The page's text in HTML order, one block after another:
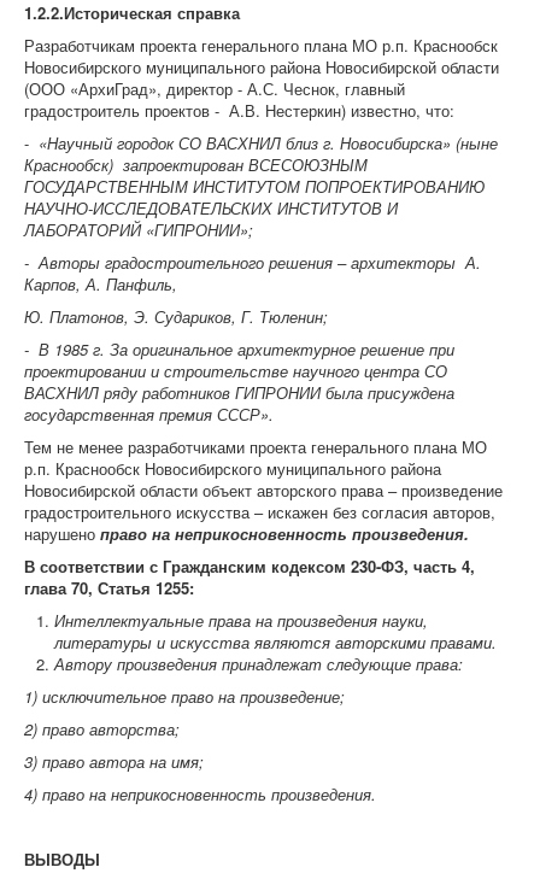
1.2.2.Историческая справка
Разработчикам проекта генерального плана МО р.п. Краснообск
Новосибирского муниципального района Новосибирской области
(ООО «АрхиГрад», директор - А.С. Чеснок, главный
градостроитель проектов - А.В. Нестеркин) известно, что:
- «Научный городок СО ВАСХНИЛ близ г. Новосибирска» (ныне
Краснообск) запроектирован ВСЕСОЮЗНЫМ
ГОСУДАРСТВЕННЫМ ИНСТИТУТОМ ПОПРОЕКТИРОВАНИЮ
НАУЧНО-ИССЛЕДОВАТЕЛЬСКИХ ИНСТИТУТОВ И
ЛАБОРАТОРИЙ «ГИПРОНИИ»;
- Авторы градостроительного решения – архитекторы А.
Карпов, А. Панфиль,
Ю. Платонов, Э. Судариков, Г. Тюленин;
- В 1985 г. За оригинальное архитектурное решение при
проектировании и строительстве научного центра СО
ВАСХНИЛ ряду работников ГИПРОНИИ была присуждена
государственная премия СССР».
Тем не менее разработчиками проекта генерального плана МО
р.п. Краснообск Новосибирского муниципального района
Новосибирской области объект авторского права – произведение
градостроительного искусства – искажен без согласия авторов,
нарушено право на неприкосновенность произведения.
В соответствии с Гражданским кодексом 230-ФЗ, часть 4,
глава 70, Статья 1255:
Интеллектуальные права на произведения науки,
литературы и искусства являются авторскими правами.
Автору произведения принадлежат следующие права:
1) исключительное право на произведение;
2) право авторства;
3) право автора на имя;
4) право на неприкосновенность произведения.
ВЫВОДЫ